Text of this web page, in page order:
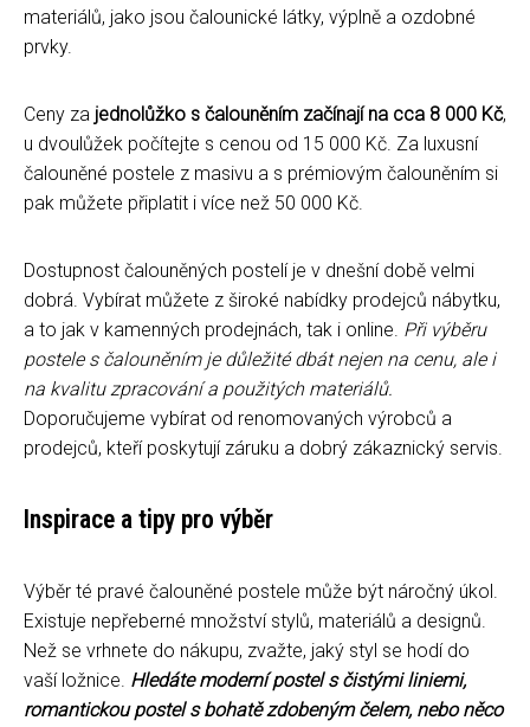
materiálů, jako jsou čalounické látky, výplně a ozdobné
prvky.
Ceny za jednolůžko s čalouněním začínají na cca 8 000 Kč,
u dvoulůžek počítejte s cenou od 15 000 Kč. Za luxusní
čalouněné postele z masivu a s prémiovým čalouněním si
pak můžete připlatit i více než 50 000 Kč.
Dostupnost čalouněných postelí je v dnešní době velmi
dobrá. Vybírat můžete z široké nabídky prodejců nábytku,
a to jak v kamenných prodejnách, tak i online. Při výběru
postele s čalouněním je důležité dbát nejen na cenu, ale i
na kvalitu zpracování a použitých materiálů.
Doporučujeme vybírat od renomovaných výrobců a
prodejců, kteří poskytují záruku a dobrý zákaznický servis.
Inspirace a tipy pro výběr
Výběr té pravé čalouněné postele může být náročný úkol.
Existuje nepřeberné množství stylů, materiálů a designů.
Než se vrhnete do nákupu, zvažte, jaký styl se hodí do
vaší ložnice. Hledáte moderní postel s čistými liniemi,
romantickou postel s bohatě zdobeným čelem, nebo něco